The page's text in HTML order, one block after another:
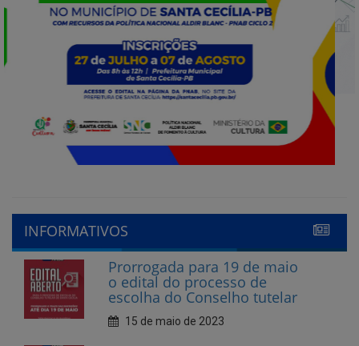
INFORMATIVOS
o edital do processo de
escolha do Conselho tutelar
15 de maio de 2023
Abertas as inscrições para
Conselheiro Tutelar em
Santa Cecília